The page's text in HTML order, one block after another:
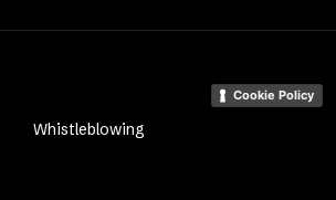
Cookie Policy
Whistleblowing